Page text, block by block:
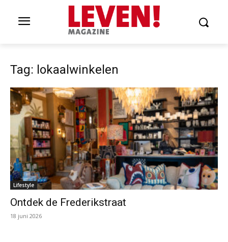
Tag: lokaalwinkelen
Lifestyle
Ontdek de Frederikstraat
18 juni 2026